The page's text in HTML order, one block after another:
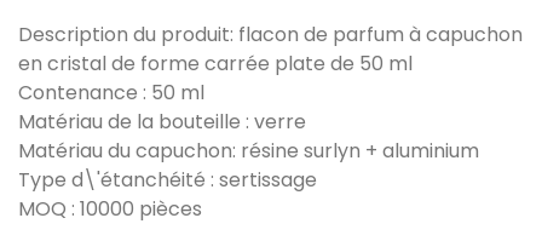
Description du produit: flacon de parfum à capuchon
en cristal de forme carrée plate de 50 ml
Contenance : 50 ml
Matériau de la bouteille : verre
Matériau du capuchon: résine surlyn + aluminium
Type d\'étanchéité : sertissage
MOQ : 10000 pièces